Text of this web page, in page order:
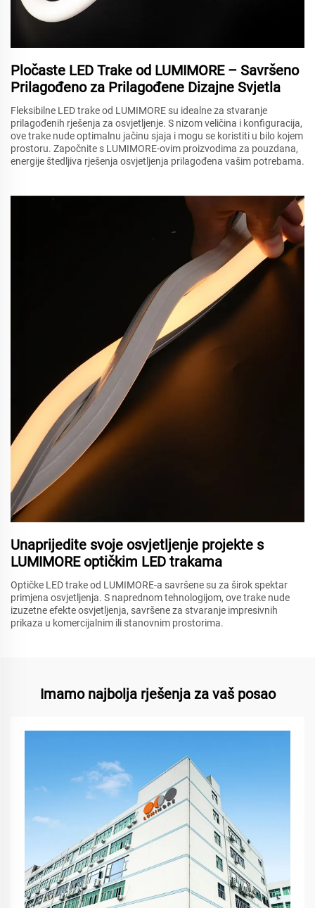
Pločaste LED Trake od LUMIMORE – Savršeno
Prilagođeno za Prilagođene Dizajne Svjetla
Fleksibilne LED trake od LUMIMORE su idealne za stvaranje
prilagođenih rješenja za osvjetljenje. S nizom veličina i konfiguracija,
ove trake nude optimalnu jačinu sjaja i mogu se koristiti u bilo kojem
prostoru. Započnite s LUMIMORE-ovim proizvodima za pouzdana,
energije štedljiva rješenja osvjetljenja prilagođena vašim potrebama.
Unaprijedite svoje osvjetljenje projekte s
LUMIMORE optičkim LED trakama
Optičke LED trake od LUMIMORE-a savršene su za širok spektar
primjena osvjetljenja. S naprednom tehnologijom, ove trake nude
izuzetne efekte osvjetljenja, savršene za stvaranje impresivnih
prikaza u komercijalnim ili stanovnim prostorima.
Imamo najbolja rješenja za vaš posao